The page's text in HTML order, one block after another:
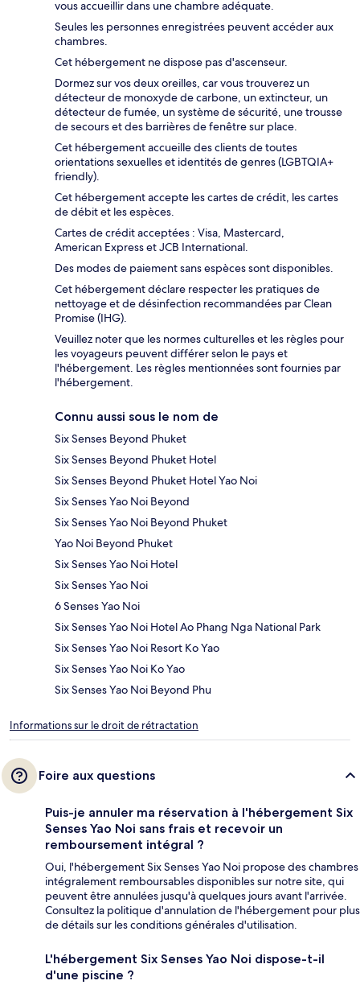
vous accueillir dans une chambre adéquate.
Seules les personnes enregistrées peuvent accéder aux
chambres.
Cet hébergement ne dispose pas d'ascenseur.
Dormez sur vos deux oreilles, car vous trouverez un
détecteur de monoxyde de carbone, un extincteur, un
détecteur de fumée, un système de sécurité, une trousse
de secours et des barrières de fenêtre sur place.
Cet hébergement accueille des clients de toutes
orientations sexuelles et identités de genres (LGBTQIA+
friendly).
Cet hébergement accepte les cartes de crédit, les cartes
de débit et les espèces.
Cartes de crédit acceptées : Visa, Mastercard,
American Express et JCB International.
Des modes de paiement sans espèces sont disponibles.
Cet hébergement déclare respecter les pratiques de
nettoyage et de désinfection recommandées par Clean
Promise (IHG).
Veuillez noter que les normes culturelles et les règles pour
les voyageurs peuvent différer selon le pays et
l'hébergement. Les règles mentionnées sont fournies par
l'hébergement.
Connu aussi sous le nom de
Six Senses Beyond Phuket
Six Senses Beyond Phuket Hotel
Six Senses Beyond Phuket Hotel Yao Noi
Six Senses Yao Noi Beyond
Six Senses Yao Noi Beyond Phuket
Yao Noi Beyond Phuket
Six Senses Yao Noi Hotel
Six Senses Yao Noi
6 Senses Yao Noi
Six Senses Yao Noi Hotel Ao Phang Nga National Park
Six Senses Yao Noi Resort Ko Yao
Six Senses Yao Noi Ko Yao
Six Senses Yao Noi Beyond Phu
Informations sur le droit de rétractation
Foire aux questions
Puis-je annuler ma réservation à l'hébergement Six
Senses Yao Noi sans frais et recevoir un
remboursement intégral ?
Oui, l'hébergement Six Senses Yao Noi propose des chambres
intégralement remboursables disponibles sur notre site, qui
peuvent être annulées jusqu'à quelques jours avant l'arrivée.
Consultez la politique d'annulation de l'hébergement pour plus
de détails sur les conditions générales d'utilisation.
L'hébergement Six Senses Yao Noi dispose-t-il
d'une piscine ?